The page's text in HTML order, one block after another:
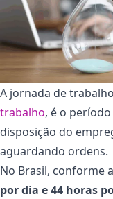
A jornada de
trabalho, é o
disposição do
aguardando ordens.
No Brasil, conforme
por dia e 44 horas